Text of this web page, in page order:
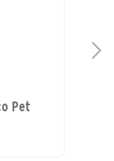
Pet